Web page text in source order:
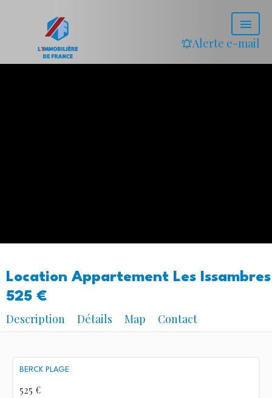
Alerte e-mail
Location Appartement Les Issambres
525 €
Description
Détails Map Contact
BERCK PLAGE
525 €